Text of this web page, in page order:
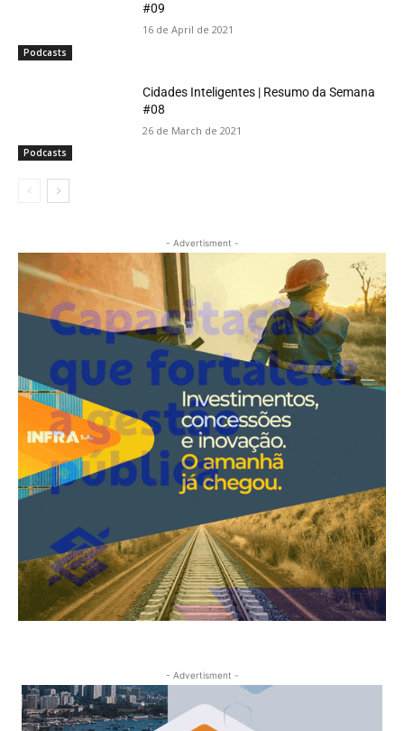
Podcasts
#09
16 de April de 2021
Podcasts
Cidades Inteligentes | Resumo da Semana
#08
26 de March de 2021
- Advertisment -
- Advertisment -